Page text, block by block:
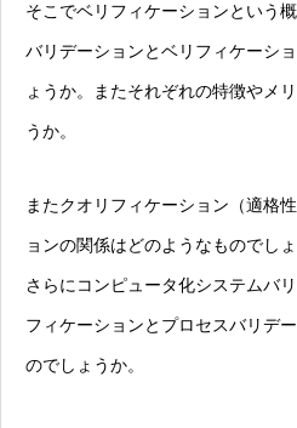
そこでベリフィケーションという
バリデーションとベリフィケーシ
ょうか。またそれぞれの特徴やメ
うか。
またクオリフィケーション（適格
ョンの関係はどのようなものでしょ
さらにコンピュータ化システムバ
フィケーションとプロセスバリデ
のでしょうか。